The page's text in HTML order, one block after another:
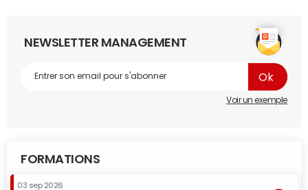
NEWSLETTER MANAGEMENT
Voir un exemple
FORMATIONS
03 sep 2026